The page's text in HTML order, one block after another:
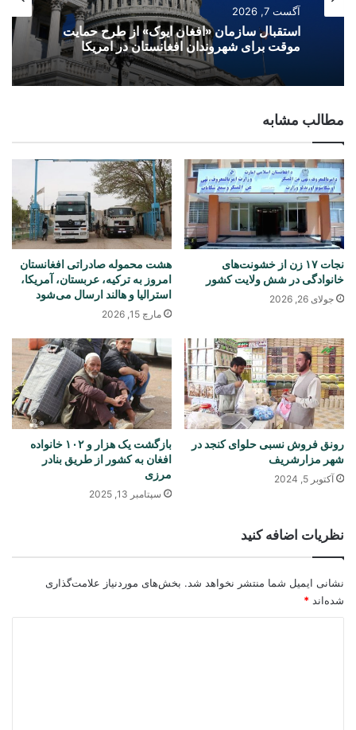
آگست 7, 2026
استقبال سازمان «افغان ایوک» از طرح حمایت
موقت برای شهروندان افغانستان در امریکا
مطالب مشابه
نجات ۱۷ زن از خشونت‌های
خانوادگی در شش ولایت کشور
جولای 26, 2026
هشت محموله صادراتی افغانستان
امروز به ترکیه، عربستان، آمریکا،
استرالیا و هالند ارسال می‌شود
مارچ 15, 2026
رونق فروش نسبی حلوای کنجد در
شهر مزارشریف
آکتوبر 5, 2024
بازگشت یک هزار و ۱۰۲ خانواده
افغان به کشور از طریق بنادر
مرزی
سپتامبر 13, 2025
نظریات اضافه کنید
نشانی ایمیل شما منتشر نخواهد شد. بخش‌های موردنیاز علامت‌گذاری
شده‌اند *